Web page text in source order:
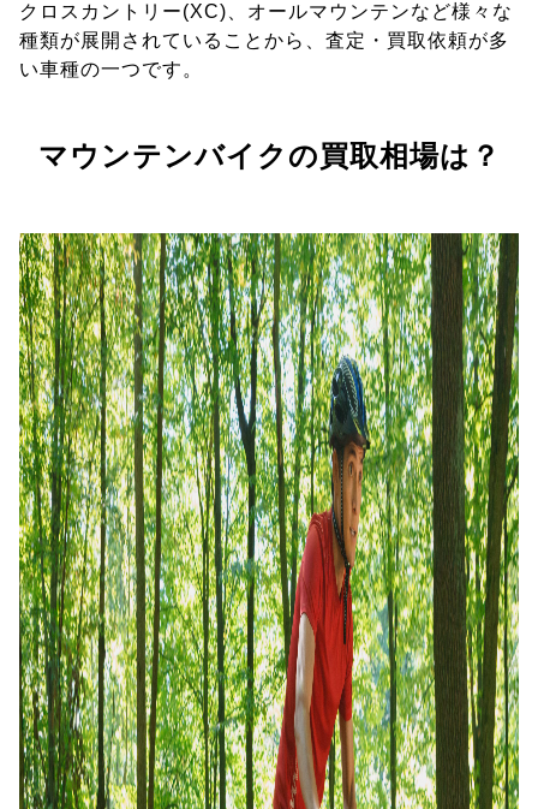
クロスカントリー(XC)、オールマウンテンなど様々な
種類が展開されていることから、査定・買取依頼が多
い車種の一つです。
マウンテンバイクの買取相場は？